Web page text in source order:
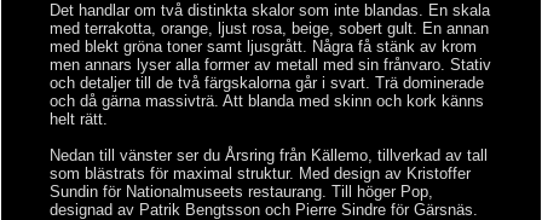
Det handlar om två distinkta skalor som inte blandas. En skala
med terrakotta, orange, ljust rosa, beige, sobert gult. En annan
med blekt gröna toner samt ljusgrått. Några få stänk av krom
men annars lyser alla former av metall med sin frånvaro. Stativ
och detaljer till de två färgskalorna går i svart. Trä dominerade
och då gärna massivträ. Att blanda med skinn och kork känns
helt rätt.
Nedan till vänster ser du Årsring från Källemo, tillverkad av tall
som blästrats för maximal struktur. Med design av Kristoffer
Sundin för Nationalmuseets restaurang. Till höger Pop,
designad av Patrik Bengtsson och Pierre Sindre för Gärsnäs.